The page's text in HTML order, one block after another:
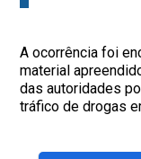
A ocorrência foi
material
das autoridades
tráfico de drogas